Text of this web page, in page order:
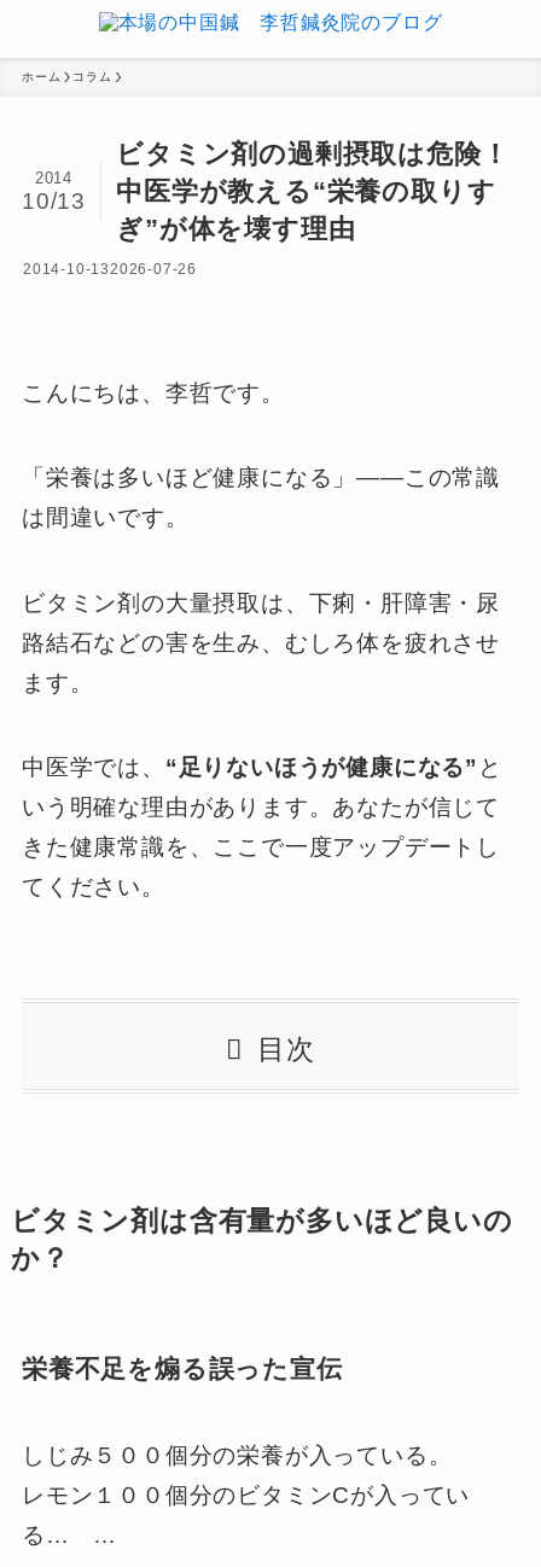
ホーム コラム
ビタミン剤の過剰摂取は危険！
中医学が教える“栄養の取りす
ぎ”が体を壊す理由
2014
10/13
2014-10-132026-07-26
こんにちは、李哲です。
「栄養は多いほど健康になる」——この常識
は間違いです。
ビタミン剤の大量摂取は、下痢・肝障害・尿
路結石などの害を生み、むしろ体を疲れさせ
ます。
中医学では、 “足りないほうが健康になる” と
いう明確な理由があります。あなたが信じて
きた健康常識を、ここで一度アップデートし
てください。
目次
ビタミン剤は含有量が多いほど良いの
か？
栄養不足を煽る誤った宣伝
しじみ５００個分の栄養が入っている。
レモン１００個分のビタミンCが入ってい
る… …